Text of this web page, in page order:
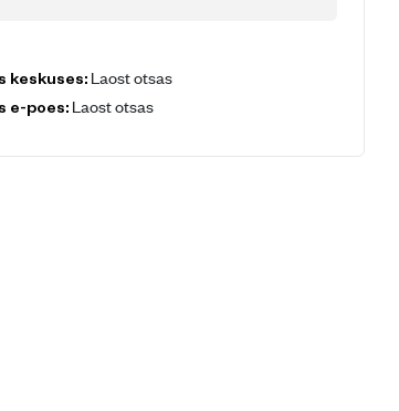
keskuses: Laost otsas
e-poes: Laost otsas